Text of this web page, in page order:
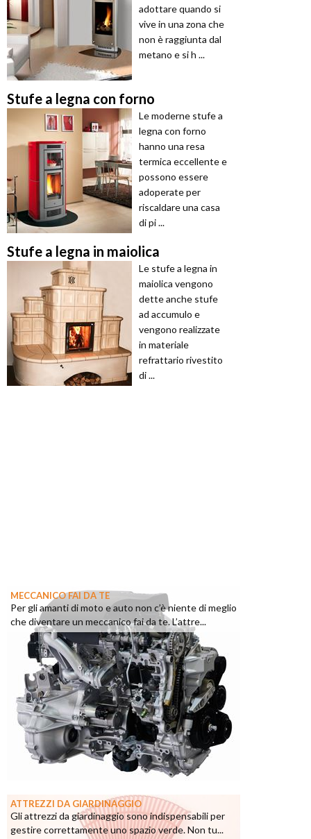
adottare quando si
vive in una zona che
non è raggiunta dal
metano e si h ...
Stufe a legna con forno
Le moderne stufe a
legna con forno
hanno una resa
termica eccellente e
possono essere
adoperate per
riscaldare una casa
di pi ...
Stufe a legna in maiolica
Le stufe a legna in
maiolica vengono
dette anche stufe
ad accumulo e
vengono realizzate
in materiale
refrattario rivestito
di ...
MECCANICO FAI DA TE
Per gli amanti di moto e auto non c’è niente di meglio
che diventare un meccanico fai da te. L’attre...
ATTREZZI DA GIARDINAGGIO
Gli attrezzi da giardinaggio sono indispensabili per
gestire correttamente uno spazio verde. Non tu...